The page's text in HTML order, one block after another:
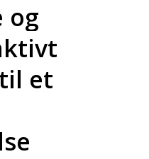
og
til et